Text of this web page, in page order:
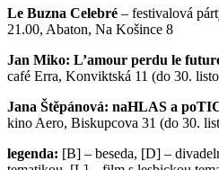
Le Buzna Celebré – festivalová
21.00, Abaton, Na Košince 8
Jan Miko: L’amour perdu le
café Erra, Konviktská 11 (do 30.
Jana Štěpánová: naHLAS a
kino Aero, Biskupcova 31 (do 30.
legenda: [B] – beseda, [D] –